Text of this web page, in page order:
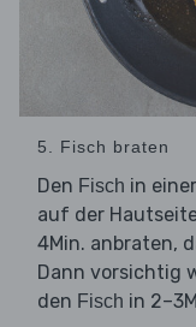
5. Fisch braten
Den Fisch in
auf der
4Min. anbraten,
Dann vorsichtig
den Fisch in